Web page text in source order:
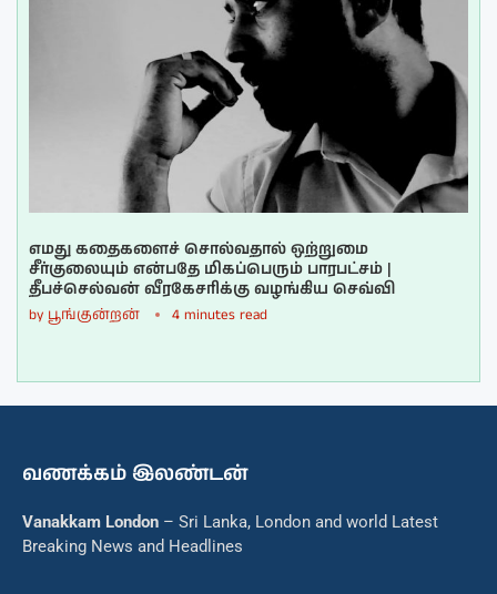
எமது கதைகளைச் சொல்வதால் ஒற்றுமை
சீர்குலையும் என்பதே மிகப்பெரும் பாரபட்சம் |
தீபச்செல்வன் வீரகேசரிக்கு வழங்கிய செவ்வி
by பூங்குன்றன் 4 minutes read
வணக்கம் இலண்டன்
Vanakkam London – Sri Lanka, London and world Latest
Breaking News and Headlines